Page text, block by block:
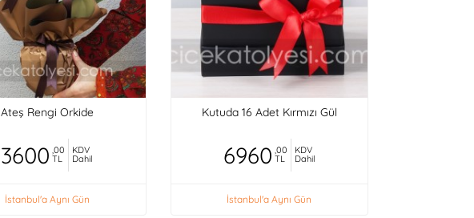
Ateş Rengi Orkide
3600 ,00
TL
KDV
Dahil
İstanbul'a Aynı Gün
Kutuda 16 Adet Kırmızı Gül
6960 ,00
TL
KDV
Dahil
İstanbul'a Aynı Gün